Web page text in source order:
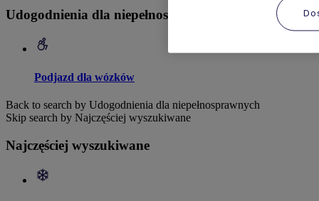
Udogodnienia dla niepełnosprawnych
Podjazd dla wózków
Back to search by Udogodnienia dla niepełnosprawnych
Skip search by Najczęściej wyszukiwane
Najczęściej wyszukiwane